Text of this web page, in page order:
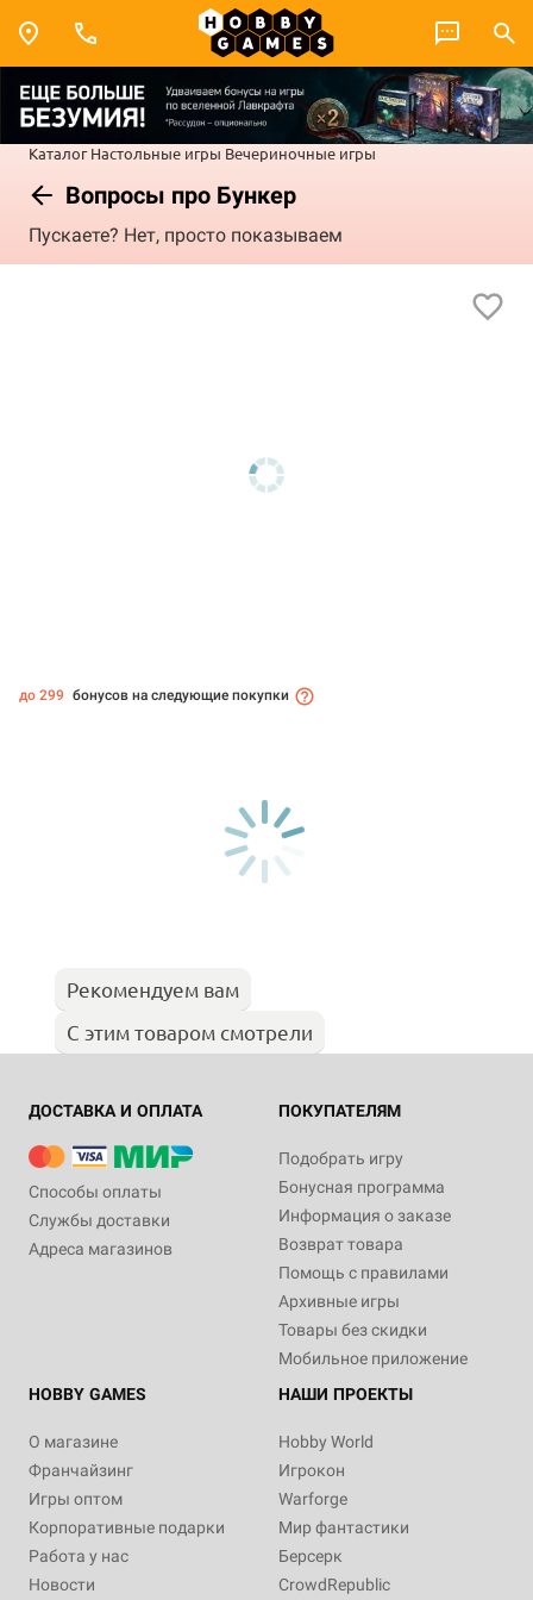
Каталог Настольные игры Вечериночные игры
Вопросы про Бункер
Пускаете? Нет, просто показываем
до 299 бонусов на следующие покупки
Рекомендуем вам
С этим товаром смотрели
ДОСТАВКА И ОПЛАТА
Способы оплаты
Службы доставки
Адреса магазинов
ПОКУПАТЕЛЯМ
Подобрать игру
Бонусная программа
Информация о заказе
Возврат товара
Помощь с правилами
Архивные игры
Товары без скидки
Мобильное приложение
HOBBY GAMES
О магазине
Франчайзинг
Игры оптом
Корпоративные подарки
Работа у нас
Новости
НАШИ ПРОЕКТЫ
Hobby World
Игрокон
Warforge
Мир фантастики
Берсерк
CrowdRepublic